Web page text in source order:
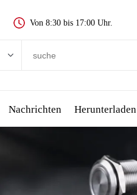
Von 8:30 bis 17:00 Uhr.
Nachrichten Herunterladen